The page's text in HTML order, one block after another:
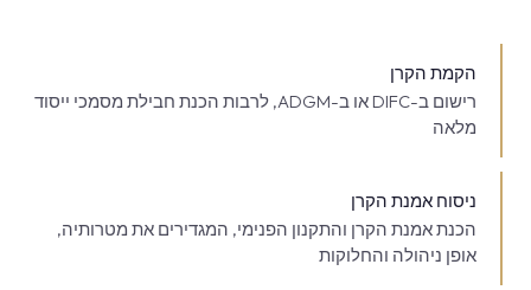
הקמת הקרן
רישום ב-DIFC או ב-ADGM, לרבות הכנת חבילת מסמכי ייסוד
מלאה
ניסוח אמנת הקרן
הכנת אמנת הקרן והתקנון הפנימי, המגדירים את מטרותיה,
אופן ניהולה והחלוקות